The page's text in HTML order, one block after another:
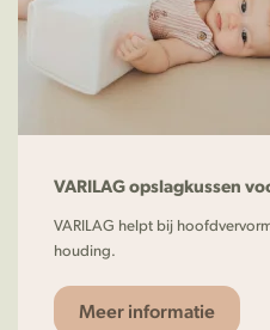
VARILAG opslagkussen
VARILAG helpt bij
houding.
Meer informatie